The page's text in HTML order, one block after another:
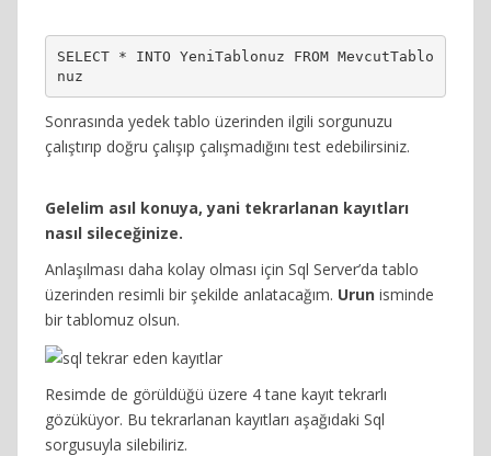
SELECT * INTO YeniTablonuz FROM MevcutTablo
nuz
Sonrasında yedek tablo üzerinden ilgili sorgunuzu
çalıştırıp doğru çalışıp çalışmadığını test edebilirsiniz.
Gelelim asıl konuya, yani tekrarlanan kayıtları
nasıl sileceğinize.
Anlaşılması daha kolay olması için Sql Server’da tablo
üzerinden resimli bir şekilde anlatacağım. Urun isminde
bir tablomuz olsun.
Resimde de görüldüğü üzere 4 tane kayıt tekrarlı
gözüküyor. Bu tekrarlanan kayıtları aşağıdaki Sql
sorgusuyla silebiliriz.